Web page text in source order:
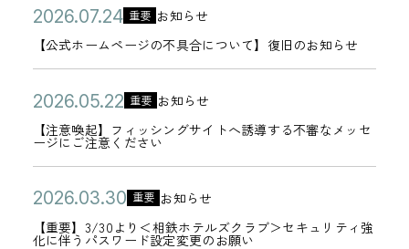
【公式ホームページの不具合について】復旧のお知らせ
公
開
日
2
0
2
6
年
0
7
月
2
カ
テ
リ
ー
重要 お知らせ
【
公
式
ホ
ー
ム
ペ
ー
ジ
【注意喚起】フィッシングサイトへ誘導する不審なメッセ
ージにご注意ください
公
開
日
2
0
年
0
カ
テ
ゴ
リ
ー
重要 お知らせ
【
注
意
起
】【重要】3/30より＜相鉄ホテルズクラブ＞セキュリティ強
化に伴うパスワード設定変更のお願い
公
開
2
0
カ
テ
重要 お知らせ
【
重